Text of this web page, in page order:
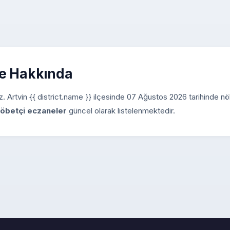
Hakkında
Artvin {{ district.name }} ilçesinde 07 Ağustos 2026 tarihinde
eczaneler güncel olarak listelenmektedir.